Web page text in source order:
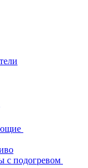
с подогревом